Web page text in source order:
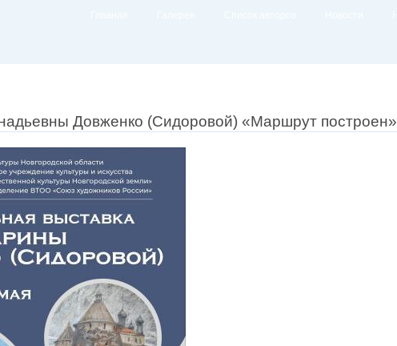
Довженко (Сидоровой) «Маршрут построен»